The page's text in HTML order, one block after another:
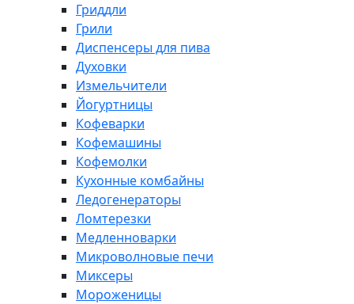
Гриддли
Грили
Диспенсеры для пива
Духовки
Измельчители
Йогуртницы
Кофеварки
Кофемашины
Кофемолки
Кухонные комбайны
Ледогенераторы
Ломтерезки
Медленноварки
Микроволновые печи
Миксеры
Мороженицы